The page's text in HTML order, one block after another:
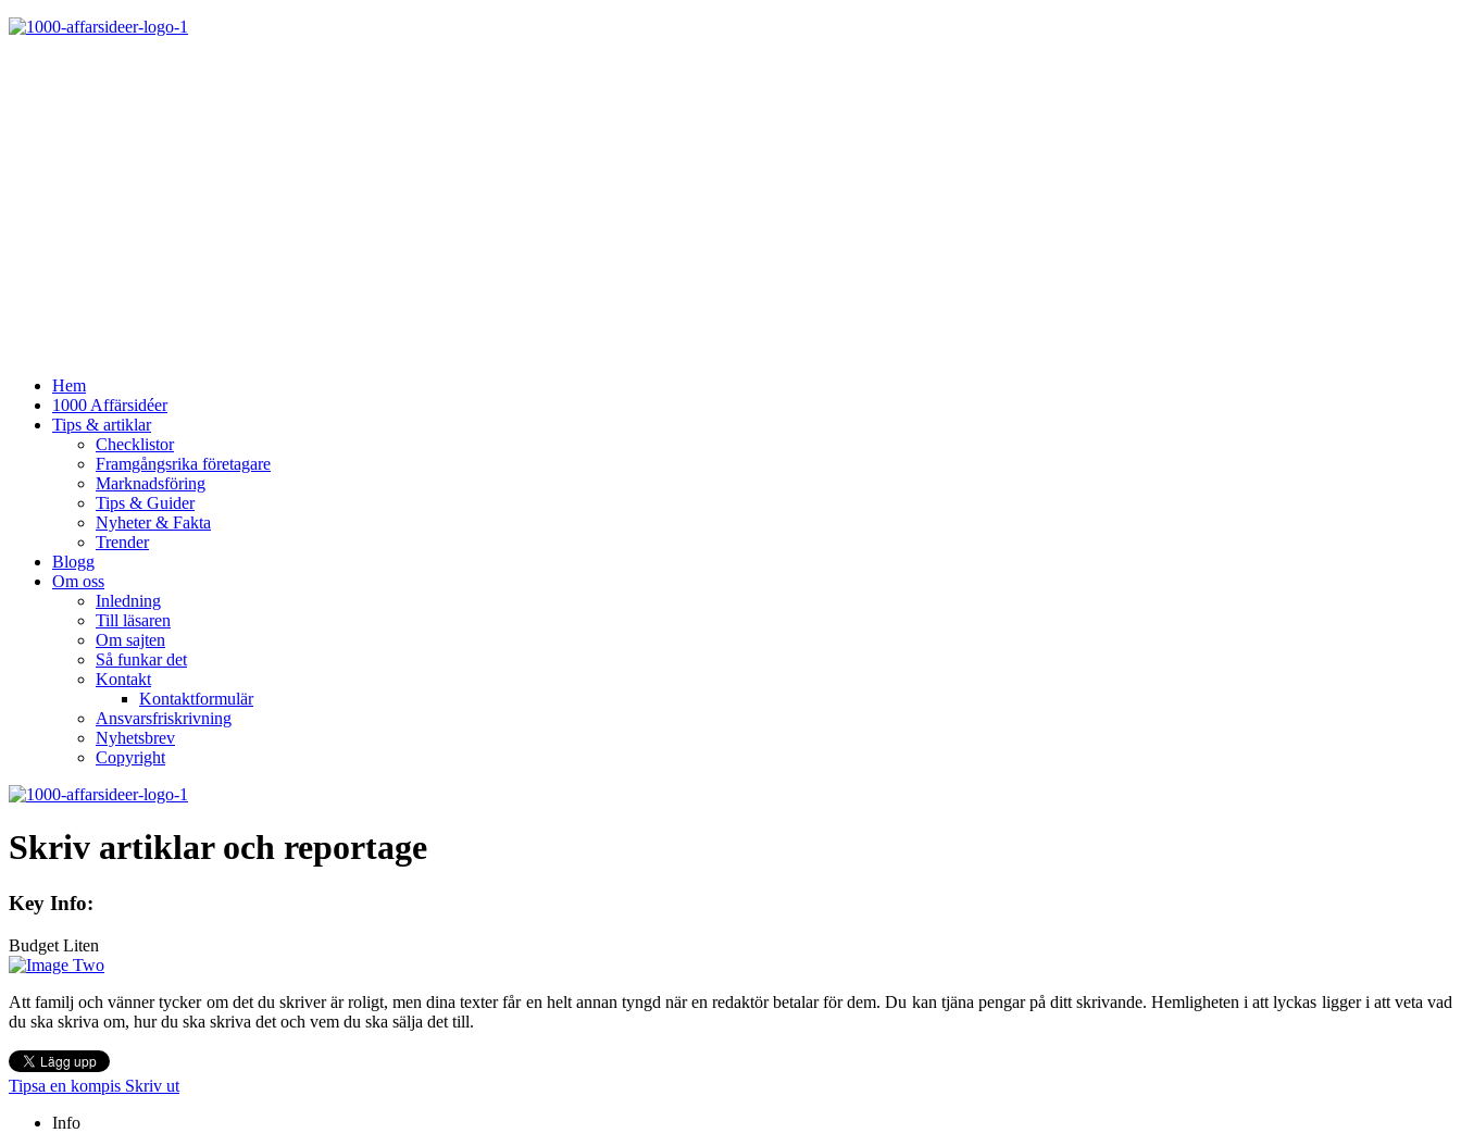
Hem
1000 Affärsidéer
Tips & artiklar
Checklistor
Framgångsrika företagare
Marknadsföring
Tips & Guider
Nyheter & Fakta
Trender
Blogg
Om oss
Inledning
Till läsaren
Om sajten
Så funkar det
Kontakt
Kontaktformulär
Ansvarsfriskrivning
Nyhetsbrev
Copyright
Skriv artiklar och reportage
Key Info:
Budget Liten
Att familj och vänner tycker om det du skriver är roligt, men dina texter får en helt annan tyngd när en redaktör betalar för dem. Du kan tjäna pengar på ditt skrivande. Hemligheten i att lyckas ligger i att veta vad
du ska skriva om, hur du ska skriva det och vem du ska sälja det till.
Tipsa en kompis Skriv ut
Info